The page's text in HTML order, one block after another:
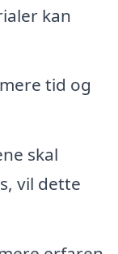
kan
tid og
skal
vil dette